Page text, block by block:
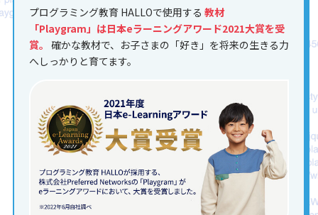
プログラミング教育 HALLOで使用する 教材
「Playgram」は日本eラーニングアワード2021大賞を受
賞。 確かな教材で、お子さまの「好き」を将来の生きる力
へしっかりと育てます。